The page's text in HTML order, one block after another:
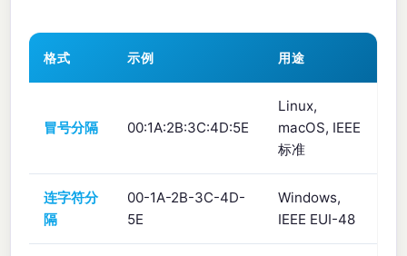
格式 示例 用途
冒号分隔 00:1A:2B:3C:4D:5E
Linux,
macOS, IEEE
标准
连字符分
隔
00-1A-2B-3C-4D-
5E
Windows,
IEEE EUI-48